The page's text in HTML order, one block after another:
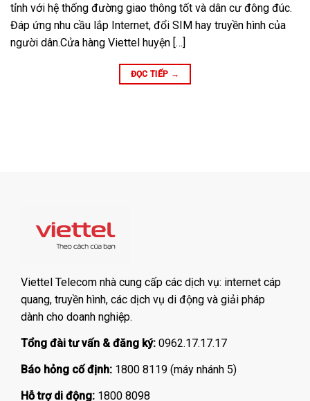
tỉnh với hệ thống đường giao thông tốt và dân cư đông đúc.
Đáp ứng nhu cầu lắp Internet, đổi SIM hay truyền hình của
người dân.Cửa hàng Viettel huyện […]
ĐỌC TIẾP →
Viettel Telecom nhà cung cấp các dịch vụ: internet cáp
quang, truyền hình, các dịch vụ di động và giải pháp
dành cho doanh nghiệp.
Tổng đài tư vấn & đăng ký: 0962.17.17.17
Báo hỏng cố định: 1800 8119 (máy nhánh 5)
Hỗ trợ di động: 1800 8098